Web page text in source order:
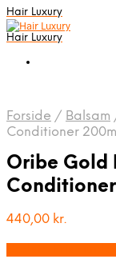
Hair Luxury
Hair Luxury
Forside / Balsam
Conditioner 200ml
Oribe Gold
440,00 kr.